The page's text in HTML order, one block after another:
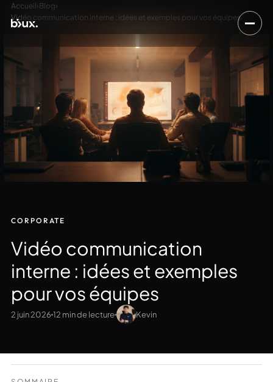
Accueil›Blog›
Vidéo communication interne : idées et exemples pour vos équipes
CORPORATE
Vidéo communication
interne : idées et exemples
pour vos équipes
2 juin 2026 12 min de lecture Kevin